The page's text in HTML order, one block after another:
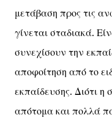
μετάβαση προς τις
γίνεται σταδιακά.
συνεχίσουν την
αποφοίτηση από το
εκπαίδευσης. Διότι η
απότομα και πολλά